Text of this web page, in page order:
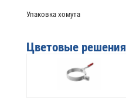
Упаковка хомута
Цветовые решения